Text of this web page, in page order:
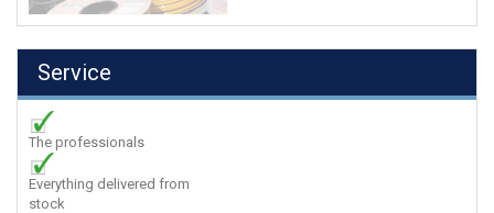
Service
The professionals
Everything delivered from
stock